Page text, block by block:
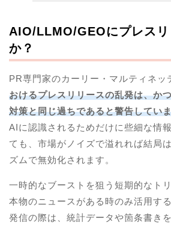
AIO/LLMO/GEOにプレス
か？
PR専門家のカーリー・マルティネッ
おけるプレスリリースの乱発は、か
対策と同じ過ちであると警告してい
AIに認識されるためだけに些細な情
ても、市場がノイズで溢れれば結局
ズムで無効化されます。
一時的なブーストを狙う短期的なト
本物のニュースがある時のみ活用す
発信の際は、統計データや箇条書き